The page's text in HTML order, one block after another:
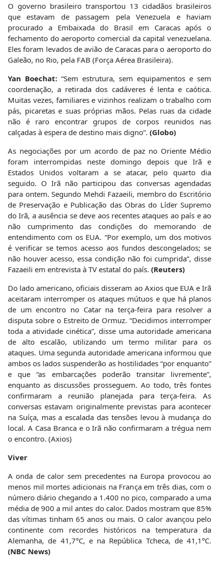
O governo brasileiro transportou 13 cidadãos brasileiros
que estavam de passagem pela Venezuela e haviam
procurado a Embaixada do Brasil em Caracas após o
fechamento do aeroporto comercial da capital venezuelana.
Eles foram levados de avião de Caracas para o aeroporto do
Galeão, no Rio, pela FAB (Força Aérea Brasileira).
Yan Boechat: “Sem estrutura, sem equipamentos e sem
coordenação, a retirada dos cadáveres é lenta e caótica.
Muitas vezes, familiares e vizinhos realizam o trabalho com
pás, picaretas e suas próprias mãos. Pelas ruas da cidade
não é raro encontrar grupos de corpos reunidos nas
calçadas à espera de destino mais digno”. (Globo)
As negociações por um acordo de paz no Oriente Médio
foram interrompidas neste domingo depois que Irã e
Estados Unidos voltaram a se atacar, pelo quarto dia
seguido. O Irã não participou das conversas agendadas
para ontem. Segundo Mehdi Fazaeili, membro do Escritório
de Preservação e Publicação das Obras do Líder Supremo
do Irã, a ausência se deve aos recentes ataques ao país e ao
não cumprimento das condições do memorando de
entendimento com os EUA. “Por exemplo, um dos motivos
é verificar se temos acesso aos fundos descongelados; se
não houver acesso, essa condição não foi cumprida”, disse
Fazaeili em entrevista à TV estatal do país. (Reuters)
Do lado americano, oficiais disseram ao Axios que EUA e Irã
aceitaram interromper os ataques mútuos e que há planos
de um encontro no Catar na terça-feira para resolver a
disputa sobre o Estreito de Ormuz. “Decidimos interromper
toda a atividade cinética”, disse uma autoridade americana
de alto escalão, utilizando um termo militar para os
ataques. Uma segunda autoridade americana informou que
ambos os lados suspenderão as hostilidades “por enquanto”
e que “as embarcações poderão transitar livremente”,
enquanto as discussões prosseguem. Ao todo, três fontes
confirmaram a reunião planejada para terça-feira. As
conversas estavam originalmente previstas para acontecer
na Suíça, mas a escalada das tensões levou à mudança do
local. A Casa Branca e o Irã não confirmaram a trégua nem
o encontro. (Axios)
Viver
A onda de calor sem precedentes na Europa provocou ao
menos mil mortes adicionais na França em três dias, com o
número diário chegando a 1.400 no pico, comparado a uma
média de 900 a mil antes do calor. Dados mostram que 85%
das vítimas tinham 65 anos ou mais. O calor avançou pelo
continente com recordes históricos na temperatura da
Alemanha, de 41,7°C, e na República Tcheca, de 41,1°C.
(NBC News)